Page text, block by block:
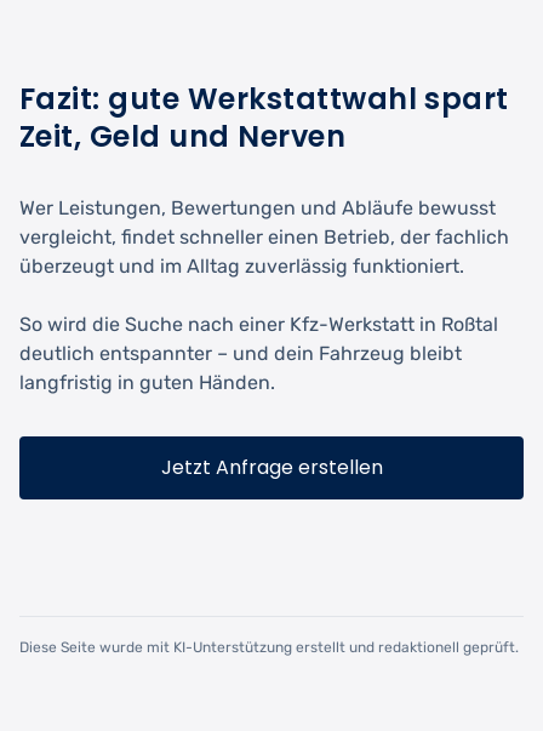
Fazit: gute Werkstattwahl spart
Zeit, Geld und Nerven
Wer Leistungen, Bewertungen und Abläufe bewusst
vergleicht, findet schneller einen Betrieb, der fachlich
überzeugt und im Alltag zuverlässig funktioniert.
So wird die Suche nach einer Kfz-Werkstatt in Roßtal
deutlich entspannter – und dein Fahrzeug bleibt
langfristig in guten Händen.
Jetzt Anfrage erstellen
Diese Seite wurde mit KI-Unterstützung erstellt und redaktionell geprüft.